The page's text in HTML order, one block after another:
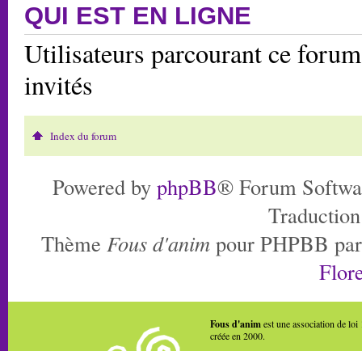
QUI EST EN LIGNE
Utilisateurs parcourant ce
invités
Index du forum
Powered by phpBB® Forum
Thème Fous d'anim pour PHPBB
Fous d'animest une association de loi
créée en 2000.